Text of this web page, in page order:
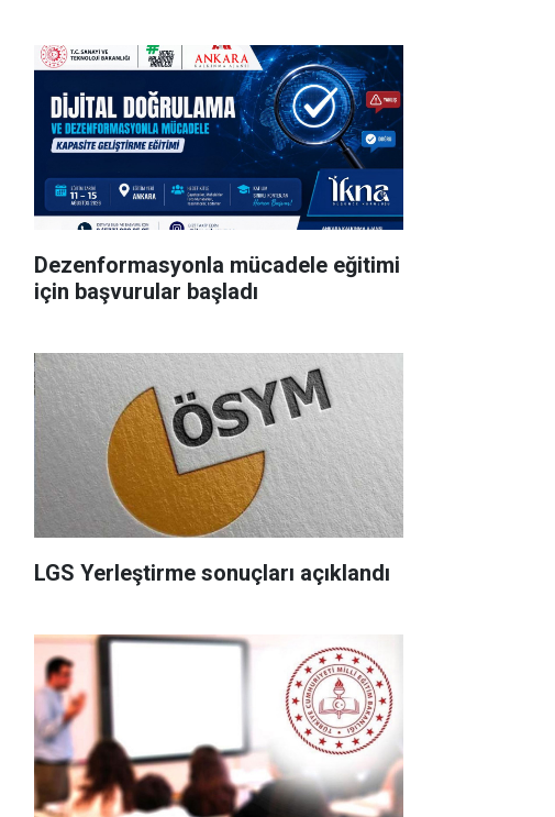
Dezenformasyonla mücadele eğitimi
için başvurular başladı
LGS Yerleştirme sonuçları açıklandı